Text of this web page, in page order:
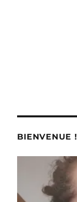
BIENVENUE !